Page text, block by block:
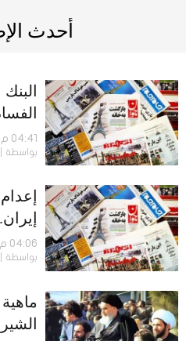
أحدث
السنة
04:41 م - 08 مايو 2017
بواسطة
04:06 م - 19 أبريل 2017
بواسطة